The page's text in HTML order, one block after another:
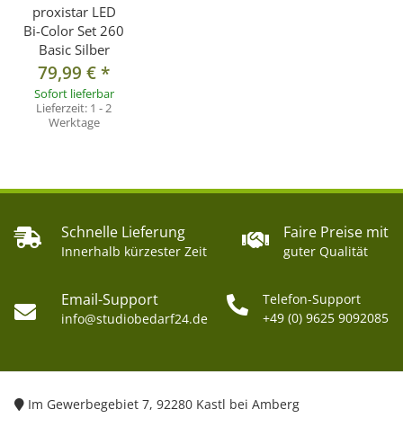
- Aluminium-Lampenstativ mit Schnellspannhebel
- Gewicht nur 1040 g
- Höhe stufenlos einstellbar von 78 bis 200 cm
- Universal Spigot - 1/4" Gewinde
- Stativfüße mit Gummikappen für sicheren Stand
- Max. Rohrdurchmesser: 23,5 mm
- inkl. Köchertasche
1x Lampenstativ PS-803 inkl. Tasche
proxistar LED
Bi-Color Set 260
Basic Silber
79,99 €*
Sofort lieferbar
Lieferzeit: 1 - 2
Werktage
Schnelle Lieferung
Innerhalb kürzester Zeit
Faire Preise mit
guter Qualität
Email-Support
info@studiobedarf24.de
Telefon-Support
+49 (0) 9625 9092085
Im Gewerbegebiet 7, 92280 Kastl bei Amberg